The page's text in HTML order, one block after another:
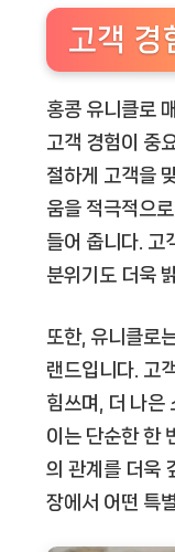
고객 경
홍콩 유니클로
고객 경험이 중
절하게 고객을
움을 적극적으
들어 줍니다. 고
분위기도 더욱
또한, 유니클로
랜드입니다. 고
힘쓰며, 더 나은
이는 단순한 한
의 관계를 더욱
장에서 어떤 특